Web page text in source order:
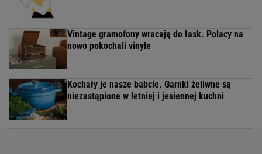
Vintage gramofony wracają do łask. Polacy na
nowo pokochali vinyle
Kochały je nasze babcie. Garnki żeliwne są
niezastąpione w letniej i jesiennej kuchni